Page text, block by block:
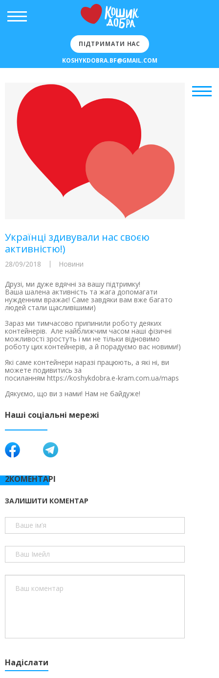
ПІДТРИМАТИ НАС
KOSHYKDOBRA.BF@GMAIL.COM
Українці здивували нас своєю
активністю!)
28/09/2018 Новини
Друзі, ми дуже вдячні за вашу підтримку!
Ваша шалена активність та жага допомагати
нужденним вражає! Саме завдяки вам вже багато
людей стали щасливішими)
Зараз ми тимчасово припинили роботу деяких
контейнерів. Але найближчим часом наші фізичні
можливості зростуть і ми не тільки відновимо
роботу цих контейнерів, а й порадуємо вас новими!)
Які саме контейнери наразі працюють, а які ні, ви
можете подивитись за
посиланням https://koshykdobra.e-kram.com.ua/maps
Дякуємо, що ви з нами! Нам не байдуже!
Наші соціальні мережі
2КОМЕНТАРI
ЗАЛИШИТИ КОМЕНТАР
Надіслати